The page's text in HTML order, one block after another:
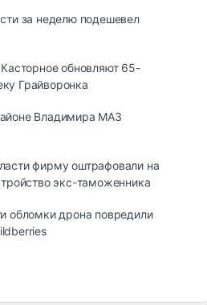
за неделю подешевел
обновляют 65-
Грайворонка
Владимира МАЗ
фирму оштрафовали на
экс-таможенника
обломки дрона повредили